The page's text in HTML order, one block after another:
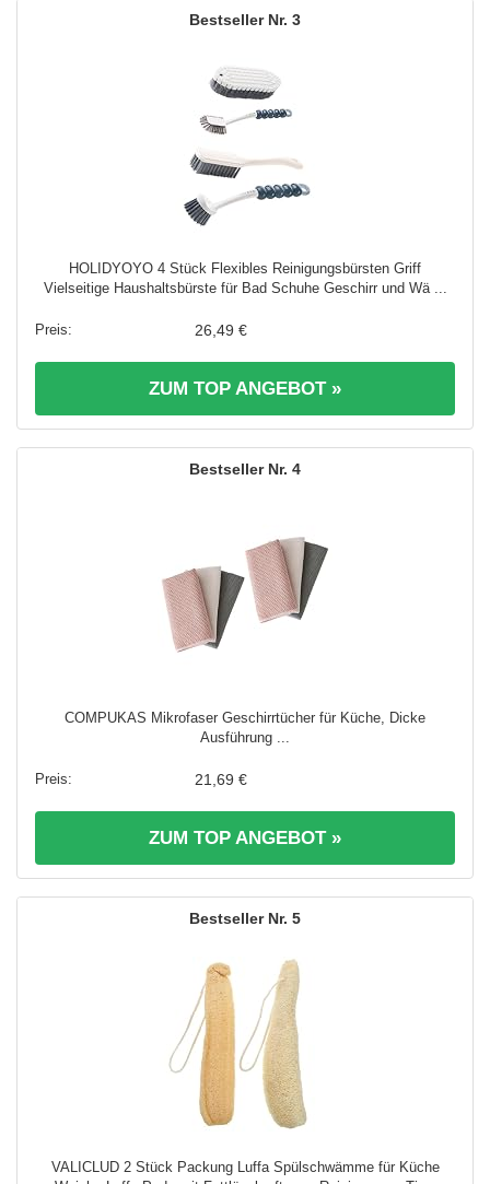
3
HOLIDYOYO 4 Stück Flexibles Reinigungsbürsten Griff
Vielseitige Haushaltsbürste für Bad Schuhe Geschirr und Wä ...
26,49 €
ZUM TOP ANGEBOT »
4
COMPUKAS Mikrofaser Geschirrtücher für Küche, Dicke
Ausführung ...
21,69 €
ZUM TOP ANGEBOT »
5
VALICLUD 2 Stück Packung Luffa Spülschwämme für Küche